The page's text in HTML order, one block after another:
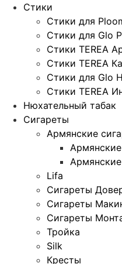
Стики
Стики для
Стики для Glo
Стики TEREA
Стики TEREA
Стики для Glo
Стики TEREA
Нюхательный табак
Сигареты
Армянские
Lifa
Сигареты
Сигареты
Сигареты
Тройка
Silk
Кресты